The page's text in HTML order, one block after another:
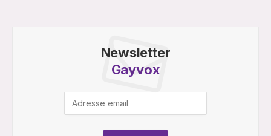
Newsletter
Gayvox